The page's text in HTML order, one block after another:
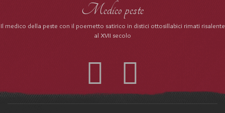
Medico peste
Il medico della peste con il poemetto satirico in distici ottosillabici rimati risalente
al XVII secolo